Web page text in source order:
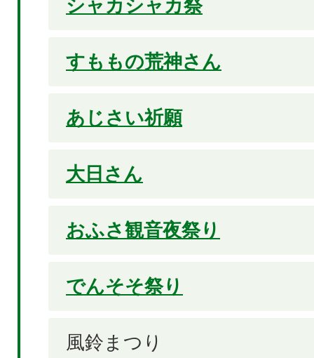
シャカシャカ祭
すももの荒神さん
あじさい祈願
大日さん
おふさ観音夜祭り
でんそそ祭り
風鈴まつり